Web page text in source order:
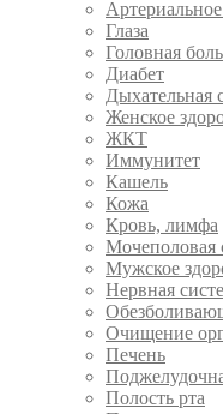
Глаза
Головная боль
Диабет
Дыхательная
Женское
ЖКТ
Иммунитет
Кашель
Кожа
Кровь, лимфа
Мочеполовая
Мужское
Нервная
Очищение
Печень
Полость рта